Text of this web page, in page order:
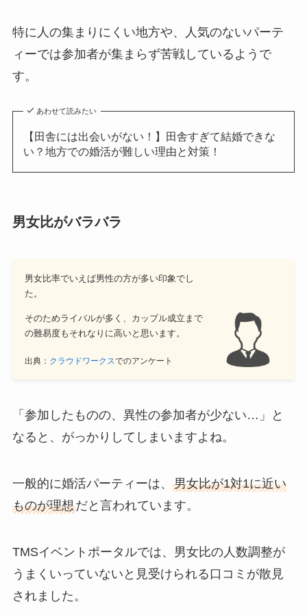
特に人の集まりにくい地方や、人気のないパーテ
ィーでは参加者が集まらず苦戦しているようで
す。
あわせて読みたい
【田舎には出会いがない！】田舎すぎて結婚できな
い？地方での婚活が難しい理由と対策！
男女比がバラバラ
男女比率でいえば男性の方が多い印象でし
た。
そのためライバルが多く、カップル成立まで
の難易度もそれなりに高いと思います。
出典： クラウドワークスでのアンケート
「参加したものの、異性の参加者が少ない…」と
なると、がっかりしてしまいますよね。
一般的に婚活パーティーは、 男女比が1対1に近い
ものが理想だと言われています。
TMSイベントポータルでは、男女比の人数調整が
うまくいっていないと見受けられる口コミが散見
されました。